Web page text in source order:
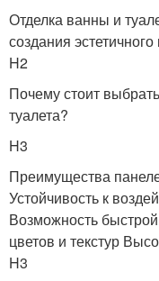
Отделка ванны и
создания
H2
Почему стоит
туалета?
H3
Преимущества
Устойчивость к
Возможность
цветов и текстур
H3